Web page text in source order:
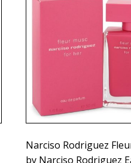
Narciso Rodriguez
by Narciso Rodriguez